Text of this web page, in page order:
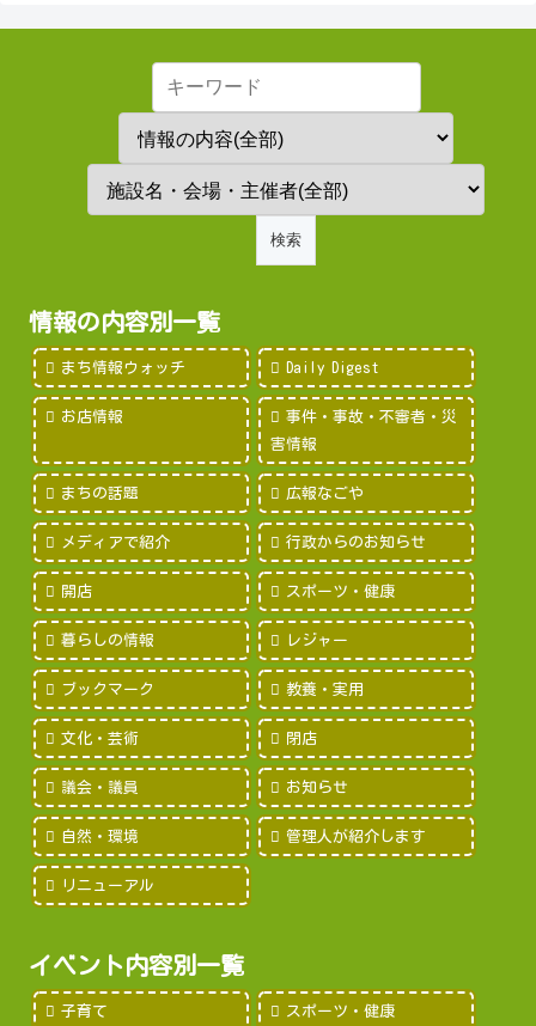
情報の内容別一覧
まち情報ウォッチ Daily Digest
お店情報
事件・事故・不審者・災
害情報
まちの話題 広報なごや
メディアで紹介 行政からのお知らせ
開店 スポーツ・健康
暮らしの情報 レジャー
ブックマーク 教養・実用
文化・芸術 閉店
議会・議員 お知らせ
自然・環境 管理人が紹介します
リニューアル
イベント内容別一覧
子育て スポーツ・健康